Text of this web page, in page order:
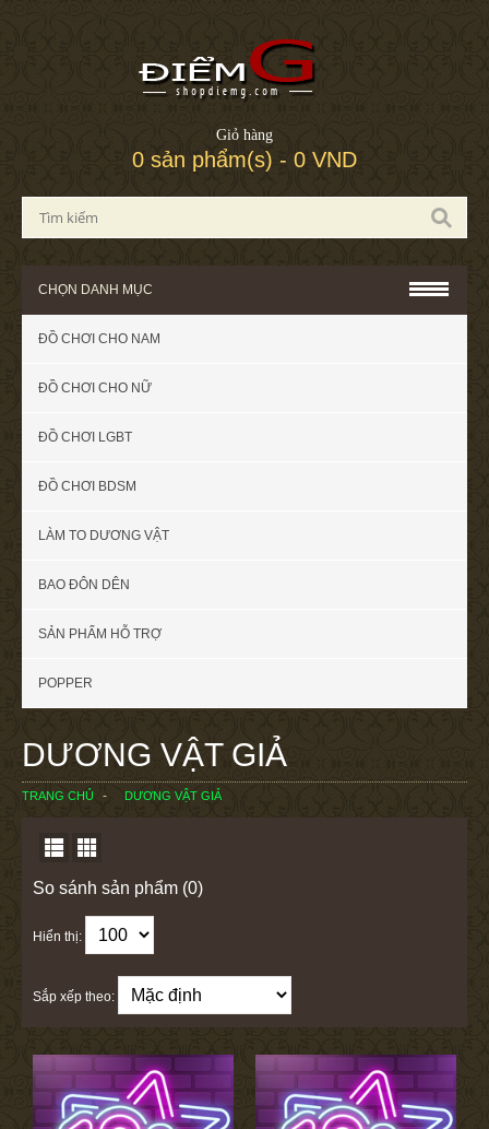
Giỏ hàng
0 sản phẩm(s) - 0 VND
CHỌN DANH MỤC
ĐỒ CHƠI CHO NAM
ĐỒ CHƠI CHO NỮ
ĐỒ CHƠI LGBT
ĐỒ CHƠI BDSM
LÀM TO DƯƠNG VẬT
BAO ĐÔN DÊN
SẢN PHẨM HỖ TRỢ
POPPER
DƯƠNG VẬT GIẢ
TRANG CHỦ DƯƠNG VẬT GIẢ
So sánh sản phẩm (0)
Hiển thị:
Sắp xếp theo: